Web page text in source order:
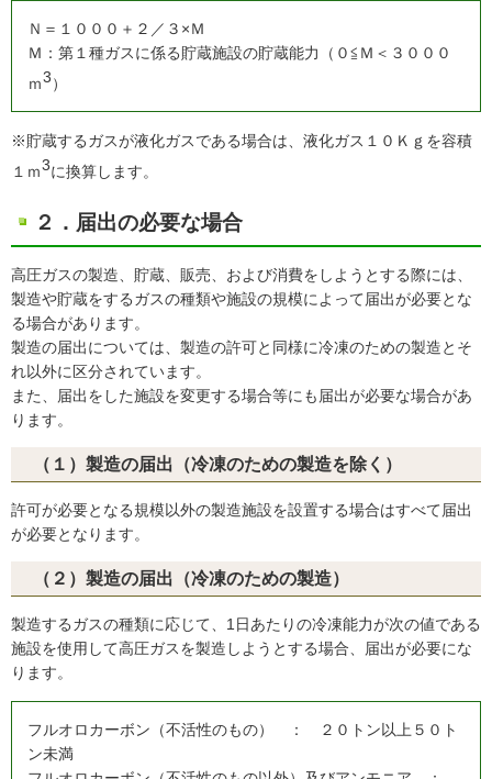
Ｎ＝１０００＋２／３×Ｍ
Ｍ：第１種ガスに係る貯蔵施設の貯蔵能力（０≦Ｍ＜３０００
ｍ3）
※貯蔵するガスが液化ガスである場合は、液化ガス１０Ｋｇを容積
１ｍ3に換算します。
２．届出の必要な場合
高圧ガスの製造、貯蔵、販売、および消費をしようとする際には、
製造や貯蔵をするガスの種類や施設の規模によって届出が必要とな
る場合があります。
製造の届出については、製造の許可と同様に冷凍のための製造とそ
れ以外に区分されています。
また、届出をした施設を変更する場合等にも届出が必要な場合があ
ります。
（１）製造の届出（冷凍のための製造を除く）
許可が必要となる規模以外の製造施設を設置する場合はすべて届出
が必要となります。
（２）製造の届出（冷凍のための製造）
製造するガスの種類に応じて、1日あたりの冷凍能力が次の値である
施設を使用して高圧ガスを製造しようとする場合、届出が必要にな
ります。
フルオロカーボン（不活性のもの） ： ２０トン以上５０ト
ン未満